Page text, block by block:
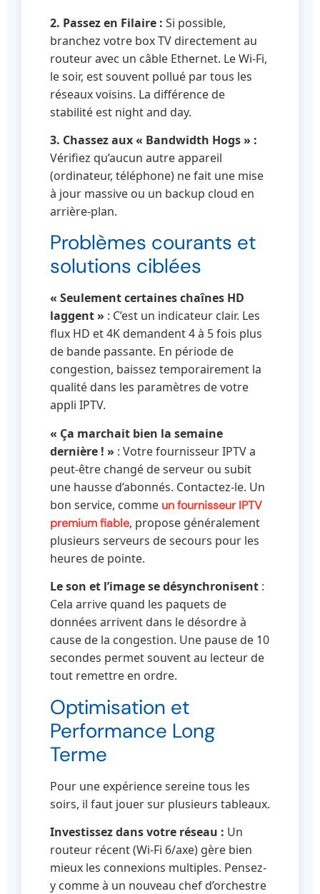
2. Passez en Filaire : Si possible,
branchez votre box TV directement au
routeur avec un câble Ethernet. Le Wi-Fi,
le soir, est souvent pollué par tous les
réseaux voisins. La différence de
stabilité est night and day.
3. Chassez aux « Bandwidth Hogs » :
Vérifiez qu’aucun autre appareil
(ordinateur, téléphone) ne fait une mise
à jour massive ou un backup cloud en
arrière-plan.
Problèmes courants et
solutions ciblées
« Seulement certaines chaînes HD
laggent » : C’est un indicateur clair. Les
flux HD et 4K demandent 4 à 5 fois plus
de bande passante. En période de
congestion, baissez temporairement la
qualité dans les paramètres de votre
appli IPTV.
« Ça marchait bien la semaine
dernière ! » : Votre fournisseur IPTV a
peut-être changé de serveur ou subit
une hausse d’abonnés. Contactez-le. Un
bon service, comme un fournisseur IPTV
premium fiable, propose généralement
plusieurs serveurs de secours pour les
heures de pointe.
Le son et l’image se désynchronisent :
Cela arrive quand les paquets de
données arrivent dans le désordre à
cause de la congestion. Une pause de 10
secondes permet souvent au lecteur de
tout remettre en ordre.
Optimisation et
Performance Long
Terme
Pour une expérience sereine tous les
soirs, il faut jouer sur plusieurs tableaux.
Investissez dans votre réseau : Un
routeur récent (Wi-Fi 6/axe) gère bien
mieux les connexions multiples. Pensez-
y comme à un nouveau chef d’orchestre